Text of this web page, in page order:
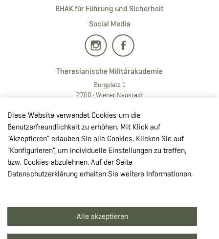
BHAK für Führung und Sicherheit
Social Media
Theresianische Militärakademie
Burgplatz 1
2700 · Wiener Neustadt
T:+43 50201 20 28901
E:redaktion.milak @bmlv.gv.at
In OpenStreetMap öffnen
↳ Route mit GoogleMaps planen
Impressum
Diese Website verwendet Cookies um die
Benutzerfreundlichkeit zu erhöhen. Mit Klick auf
"Akzeptieren" erlauben Sie alle Cookies. Klicken Sie auf
"Konfigurieren", um individuelle Einstellungen zu treffen,
bzw. Cookies abzulehnen. Auf der Seite
Datenschutzerklärung erhalten Sie weitere Informationen.
Alle akzeptieren